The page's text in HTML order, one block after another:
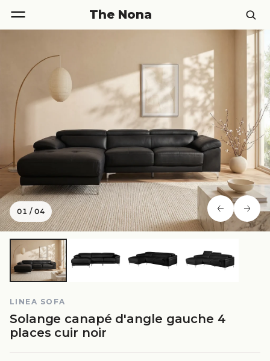
The Nona
01 /04
LINEA SOFA
Solange canapé d'angle gauche 4
places cuir noir